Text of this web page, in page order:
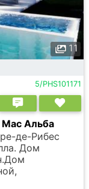
11
5/PHS101171
Мас Альба
де-Рибес
Дом